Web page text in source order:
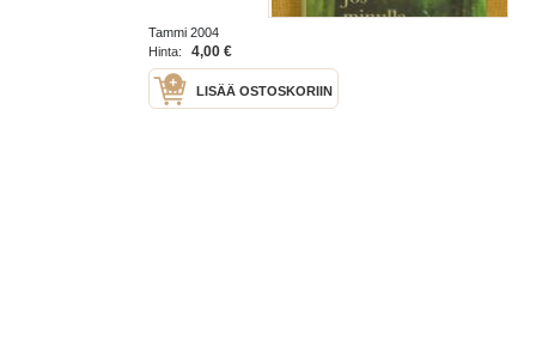
Tammi 2004
Hinta:
4,00 €
LISÄÄ OSTOSKORIIN